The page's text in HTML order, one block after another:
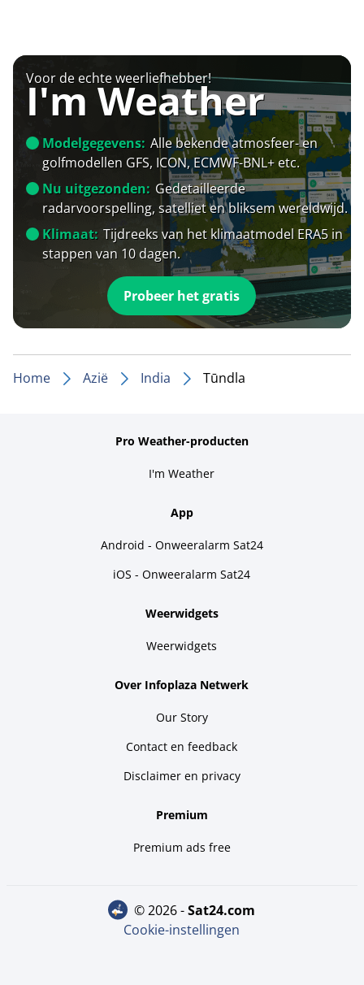
Voor de echte weerliefhebber!
I'm Weather
Modelgegevens: Alle bekende atmosfeer- en
golfmodellen GFS, ICON, ECMWF-BNL+ etc.
Nu uitgezonden: Gedetailleerde
radarvoorspelling, satelliet en bliksem wereldwijd.
Klimaat: Tijdreeks van het klimaatmodel ERA5 in
stappen van 10 dagen.
Probeer het gratis
Home Azië India Tūndla
Pro Weather-producten
I'm Weather
App
Android - Onweeralarm Sat24
iOS - Onweeralarm Sat24
Weerwidgets
Weerwidgets
Over Infoplaza Netwerk
Our Story
Contact en feedback
Disclaimer en privacy
Premium
Premium ads free
© 2026 - sat24.com
Cookie-instellingen